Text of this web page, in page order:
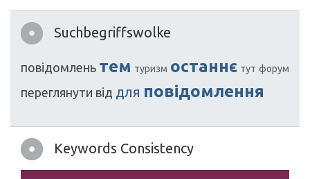
Suchbegriffswolke
повідомлень тем туризм останнє тут форум
переглянути від для повідомлення
Keywords Consistency